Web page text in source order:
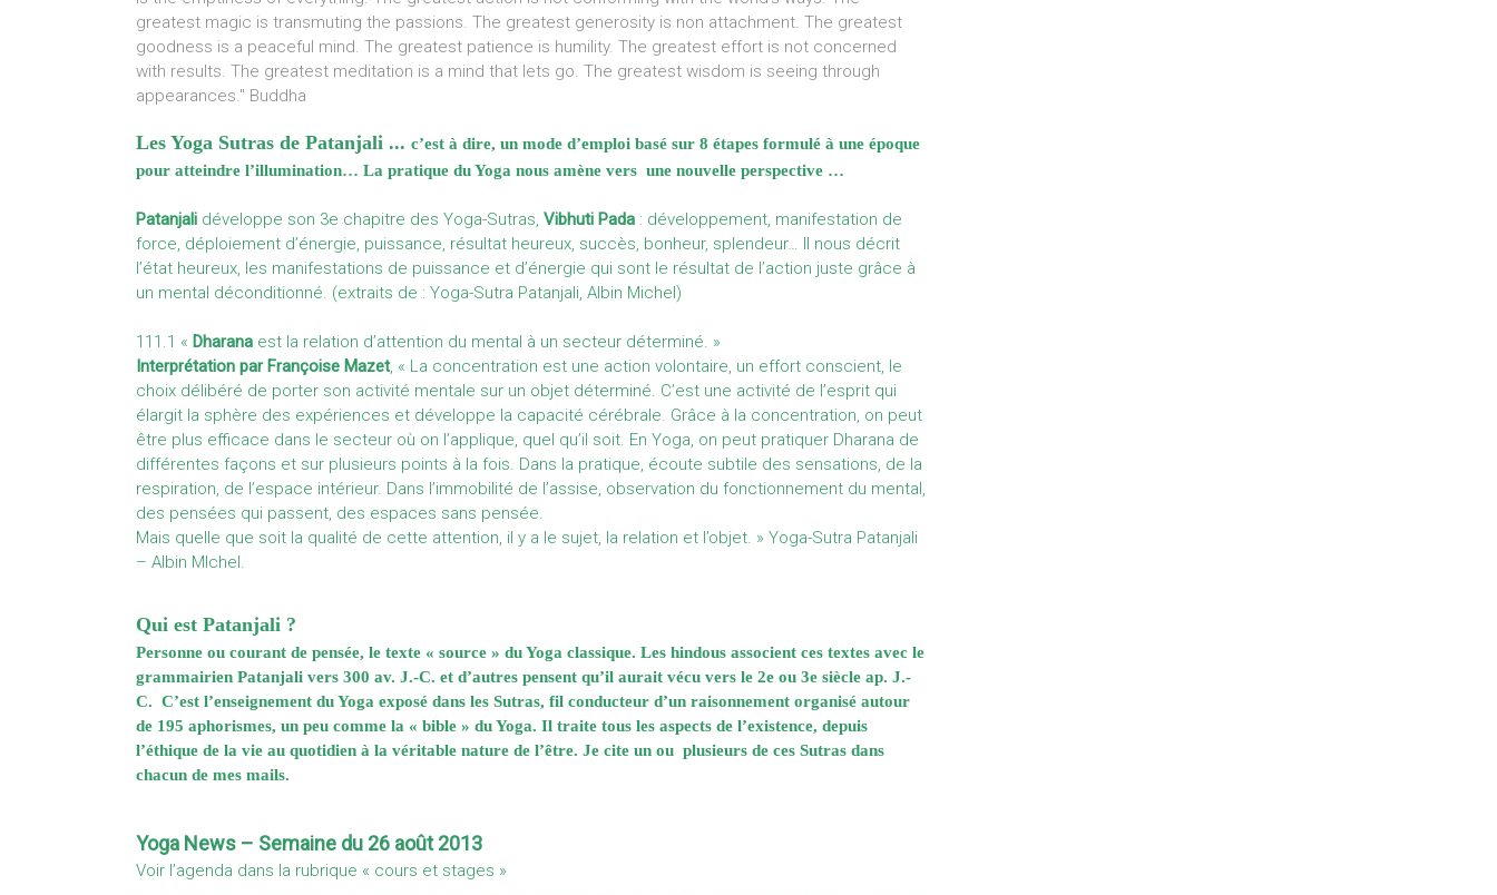
Les Yoga Sutras de Patanjali ... c’est à dire, un mode d’emploi basé sur 8 étapes formulé à une époque
pour atteindre l’illumination… La pratique du Yoga nous amène vers une nouvelle perspective …
Patanjali développe son 3e chapitre des Yoga-Sutras, Vibhuti Pada : développement, manifestation de
force, déploiement d’énergie, puissance, résultat heureux, succès, bonheur, splendeur… Il nous décrit
l’état heureux, les manifestations de puissance et d’énergie qui sont le résultat de l’action juste grâce à
un mental déconditionné. (extraits de : Yoga-Sutra Patanjali, Albin Michel)
111.1 « Dharana est la relation d’attention du mental à un secteur déterminé. »
Interprétation par Françoise Mazet, « La concentration est une action volontaire, un effort conscient, le
choix délibéré de porter son activité mentale sur un objet déterminé. C’est une activité de l’esprit qui
élargit la sphère des expériences et développe la capacité cérébrale. Grâce à la concentration, on peut
être plus efficace dans le secteur où on l’applique, quel qu’il soit. En Yoga, on peut pratiquer Dharana de
différentes façons et sur plusieurs points à la fois. Dans la pratique, écoute subtile des sensations, de la
respiration, de l’espace intérieur. Dans l’immobilité de l’assise, observation du fonctionnement du mental,
des pensées qui passent, des espaces sans pensée.
Mais quelle que soit la qualité de cette attention, il y a le sujet, la relation et l’objet. » Yoga-Sutra Patanjali
– Albin MIchel.
Qui est Patanjali ?
Personne ou courant de pensée, le texte « source » du Yoga classique. Les hindous associent ces textes avec le
grammairien Patanjali vers 300 av. J.-C. et d’autres pensent qu’il aurait vécu vers le 2e ou 3e siècle ap. J.-
C. C’est l’enseignement du Yoga exposé dans les Sutras, fil conducteur d’un raisonnement organisé autour
de 195 aphorismes, un peu comme la « bible » du Yoga. Il traite tous les aspects de l’existence, depuis
l’éthique de la vie au quotidien à la véritable nature de l’être. Je cite un ou plusieurs de ces Sutras dans
chacun de mes mails.
Yoga News – Semaine du 26 août 2013
Voir l’agenda dans la rubrique « cours et stages »